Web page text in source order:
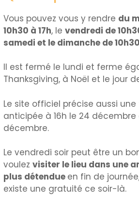
Vous pouvez vous y rendre du
10h30 à 17h, levendredi de
samedi et le dimanche de
Il est fermé le lundi et ferme
Thanksgiving, à Noël et le jour
Le site officiel précise aussi
anticipée à 16h le 24 décembre
décembre.
Le vendredi soir peut être un
voulezvisiter le lieu dans une
plus détendue en fin de
existe une gratuité ce soir-là.